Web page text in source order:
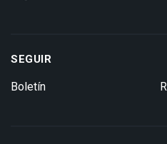
SEGUIR
Boletín